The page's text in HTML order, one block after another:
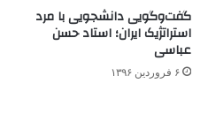
گفت‌وگویی دانشجویی با مرد
استراتژیک ایران؛ استاد حسن
عباسی
۶ فروردین ۱۳۹۶